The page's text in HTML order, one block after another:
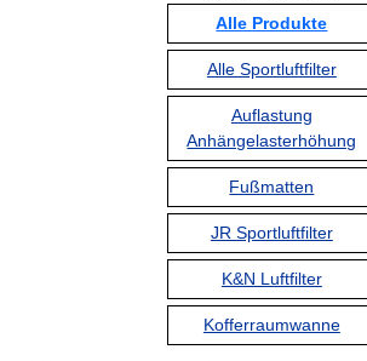
Alle Produkte
Alle Sportluftfilter
Auflastung
Anhängelasterhöhung
Fußmatten
JR Sportluftfilter
K&N Luftfilter
Kofferraumwanne